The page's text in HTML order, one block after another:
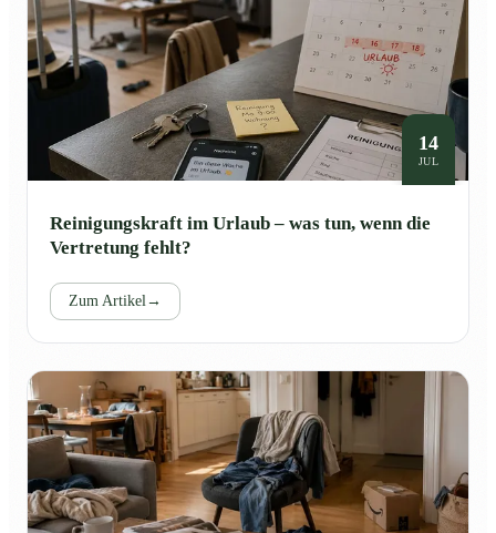
14
JUL
Reinigungskraft im Urlaub – was tun, wenn die
Vertretung fehlt?
Zum Artikel→